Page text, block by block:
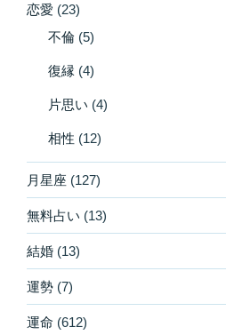
恋愛 (23)
不倫 (5)
復縁 (4)
片思い (4)
相性 (12)
月星座 (127)
無料占い (13)
結婚 (13)
運勢 (7)
運命 (612)